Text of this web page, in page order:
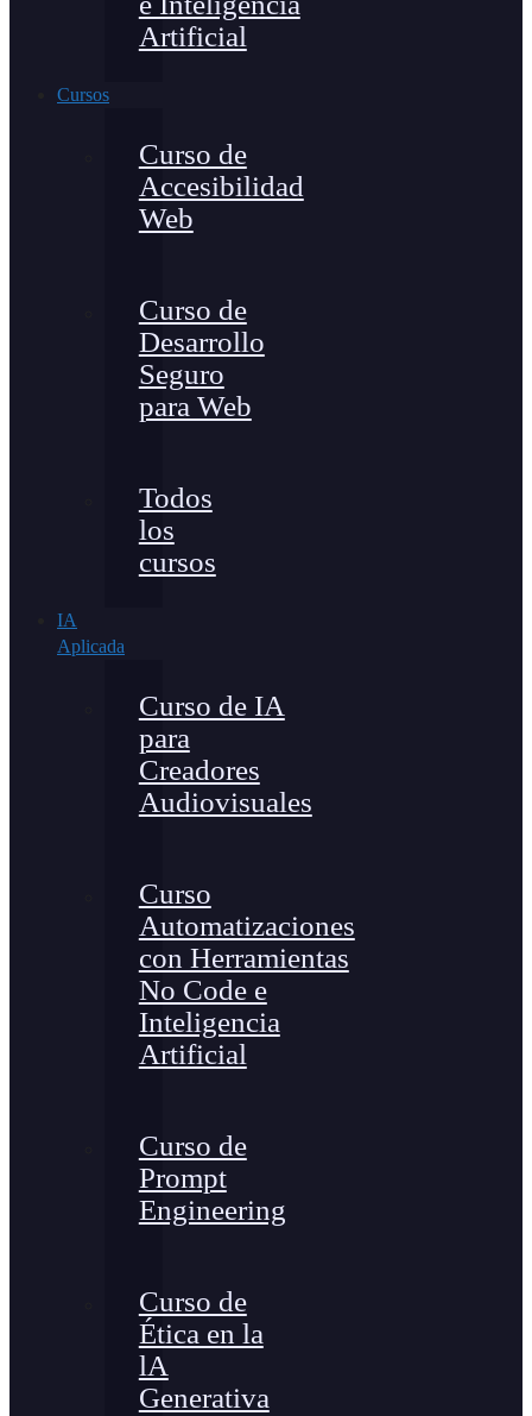
Artificial
Cursos
Curso de
Accesibilidad
Web
Curso de
Desarrollo
Seguro
para Web
Todos
los
cursos
IA
Aplicada
Curso de IA
para
Creadores
Audiovisuales
Curso
Automatizaciones
con Herramientas
No Code e
Inteligencia
Artificial
Curso de
Prompt
Engineering
Curso de
Ética en la
lA
Generativa